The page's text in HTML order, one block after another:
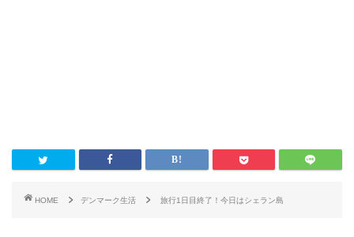
HOME デンマーク生活 旅行1日目終了！今日はシェラン島